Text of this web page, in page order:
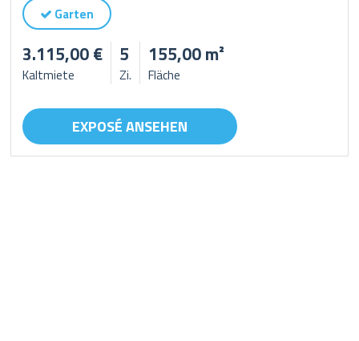
Garten
3.115,00 €
Kaltmiete
5
Zi.
155,00 m²
Fläche
EXPOSÉ ANSEHEN